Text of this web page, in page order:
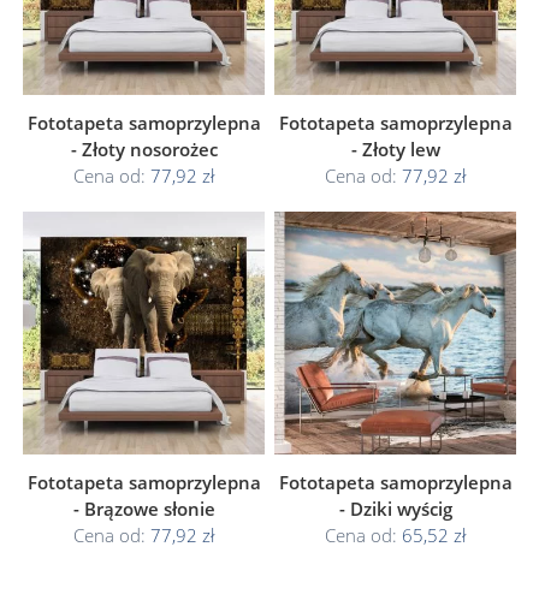
Fototapeta samoprzylepna
- Złoty nosorożec
Cena od: 77,92 zł
Fototapeta samoprzylepna
- Złoty lew
Cena od: 77,92 zł
Fototapeta samoprzylepna
- Brązowe słonie
Cena od: 77,92 zł
Fototapeta samoprzylepna
- Dziki wyścig
Cena od: 65,52 zł